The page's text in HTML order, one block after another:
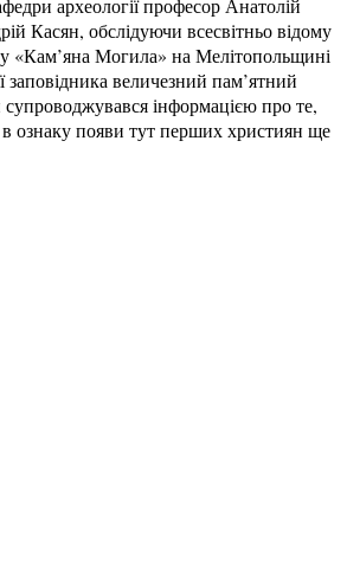
археології професор Анатолій
Касян, обслідуючи всесвітньо відому
«Кам’яна Могила» на Мелітопольщині
заповідника величезний пам’ятний
інформацією про те,
ознаку появи тут перших християн ще